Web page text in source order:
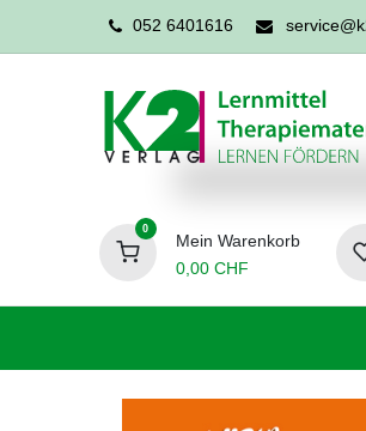
052 6401616
0
Mein Warenkorb
0,00CHF